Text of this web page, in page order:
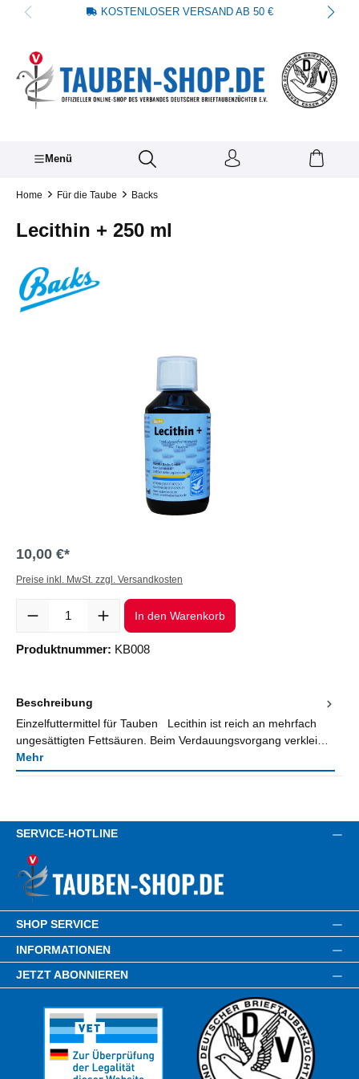
springen KOSTENLOSER VERSAND AB 50 €
Menü
Home Für die Taube Backs
Lecithin + 250 ml
10,00 €*
Preise inkl. MwSt. zzgl. Versandkosten
Produkt Anzahl: Gib den gewünschten Wert ein oder benutze die
In den Warenkorb
Produktnummer: KB008
Beschreibung
Einzelfuttermittel für Tauben Lecithin ist reich an mehrfach
ungesättigten Fettsäuren. Beim Verdauungsvorgang verklei…
Mehr
SERVICE-HOTLINE
SHOP SERVICE
INFORMATIONEN
JETZT ABONNIEREN